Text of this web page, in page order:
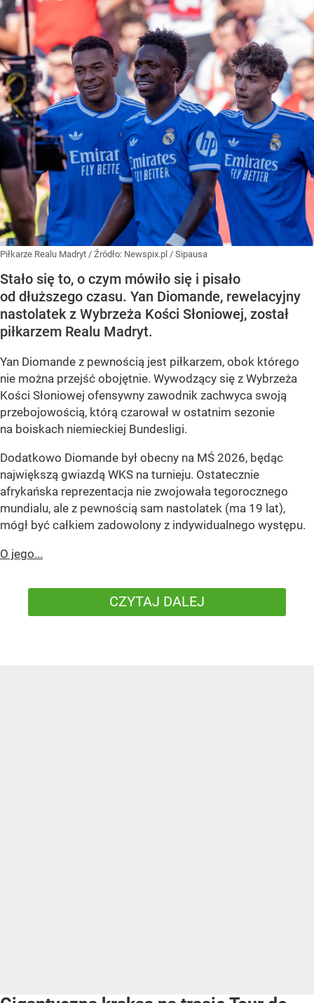
Piłkarze Realu Madryt / Źródło: Newspix.pl / Sipausa
Stało się to, o czym mówiło się i pisało
od dłuższego czasu. Yan Diomande, rewelacyjny
nastolatek z Wybrzeża Kości Słoniowej, został
piłkarzem Realu Madryt.
Yan Diomande z pewnością jest piłkarzem, obok którego
nie można przejść obojętnie. Wywodzący się z Wybrzeża
Kości Słoniowej ofensywny zawodnik zachwyca swoją
przebojowością, którą czarował w ostatnim sezonie
na boiskach niemieckiej Bundesligi.
Dodatkowo Diomande był obecny na MŚ 2026, będąc
największą gwiazdą WKS na turnieju. Ostatecznie
afrykańska reprezentacja nie zwojowała tegorocznego
mundialu, ale z pewnością sam nastolatek (ma 19 lat),
mógł być całkiem zadowolony z indywidualnego występu.
O jego...
CZYTAJ DALEJ